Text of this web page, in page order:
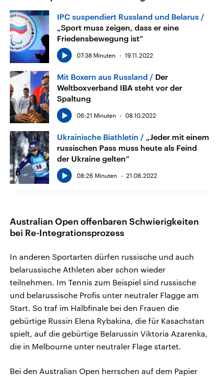
IPC suspendiert Russland und Belarus
„Sport muss zeigen, dass er eine
Friedensbewegung ist“
07:38 Minuten 19.11.2022
Mit Boxern aus Russland
Der
Weltboxverband IBA steht vor der
Spaltung
06:21 Minuten 08.10.2022
Ukrainische Biathletin
„Jeder mit einem
russischen Pass muss heute als Feind
der Ukraine gelten“
08:26 Minuten 21.08.2022
Australian Open offenbaren Schwierigkeiten
bei Re-Integrationsprozess
In anderen Sportarten dürfen russische und auch
belarussische Athleten aber schon wieder
teilnehmen. Im Tennis zum Beispiel sind russische
und belarussische Profis unter neutraler Flagge am
Start. So traf im Halbfinale bei den Frauen die
gebürtige Russin Elena Rybakina, die für Kasachstan
spielt, auf die gebürtige Belarussin Viktoria Azarenka,
die in Melbourne unter neutraler Flage startet.
Bei den Australian Open herrschen auf dem Papier